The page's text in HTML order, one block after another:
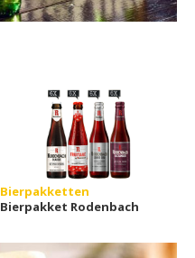
Bierpakketten
Bierpakket Rodenbach